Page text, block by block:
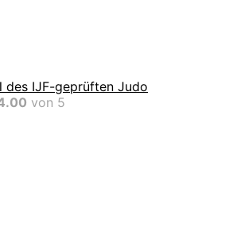
des IJF-geprüften Judo
von 5